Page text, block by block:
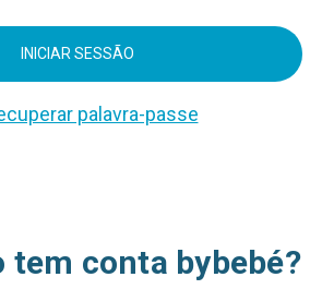
palavra-passe
tem conta bybebé?